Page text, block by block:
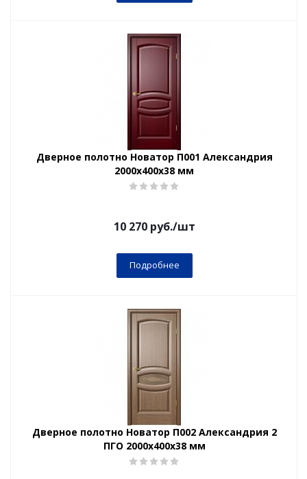
Дверное полотно Новатор П001 Александрия
2000х400х38 мм
10 270руб./шт
Подробнее
Дверное полотно Новатор П002 Александрия 2
ПГО 2000х400х38 мм